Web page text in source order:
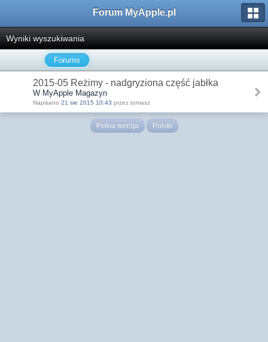
Forum MyApple.pl
Wyniki wyszukiwania
Forums
2015-05 Reżimy - nadgryziona część jabłka
W MyApple Magazyn
Napisano 21 sie 2015 10:43 przez tomasz
Pełna wersja Polski